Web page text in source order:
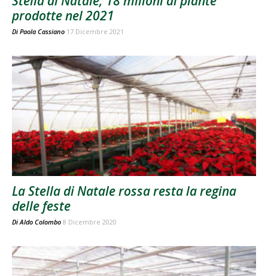
prodotte nel 2021
Di Paola Cassiano 17 Dicembre 2021
La Stella di Natale rossa resta la regina
delle feste
DiAldo Colombo 8 Dicembre 2020